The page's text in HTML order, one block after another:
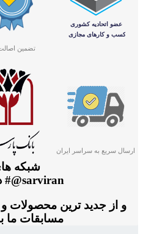
تضمین اصالت
ارسال سریع به سراسر ایران
@sarviran# دنبال نمایید
و از جدید ترین محصولات
مسابقات ما